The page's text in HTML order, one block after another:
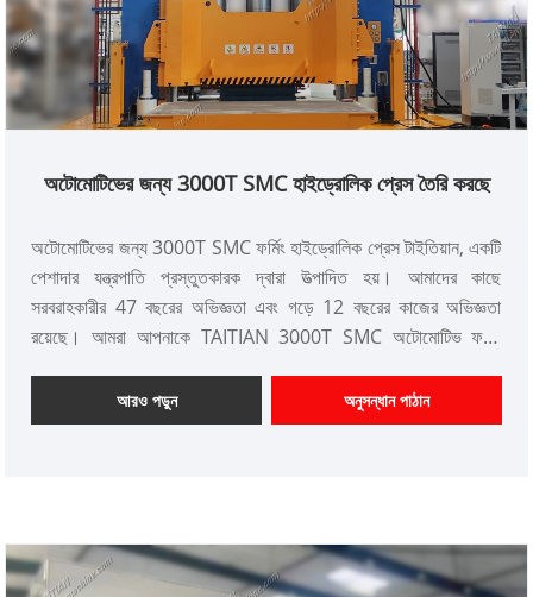
অটোমোটিভের জন্য 3000T SMC হাইড্রোলিক প্রেস তৈরি করছে
অটোমোটিভের জন্য 3000T SMC ফর্মিং হাইড্রোলিক প্রেস টাইতিয়ান, একটি
পেশাদার যন্ত্রপাতি প্রস্তুতকারক দ্বারা উত্পাদিত হয়। আমাদের কাছে
সরবরাহকারীর 47 বছরের অভিজ্ঞতা এবং গড়ে 12 বছরের কাজের অভিজ্ঞতা
রয়েছে। আমরা আপনাকে TAITIAN 3000T SMC অটোমোটিভ ফর্মিং
Taitian মেশিনারি ম্যানুফ্যাকচারিং কোং, লিমিটেডের দেশীয় বাজার এবং বিদেশী
বাজারে গ্রাহক রয়েছে।
রঙ: গ্রাহকের প্রয়োজন অনুযায়ী
শিপিং পোর্ট: জিয়ামেন
আরও পড়ুন অনুসন্ধান পাঠান